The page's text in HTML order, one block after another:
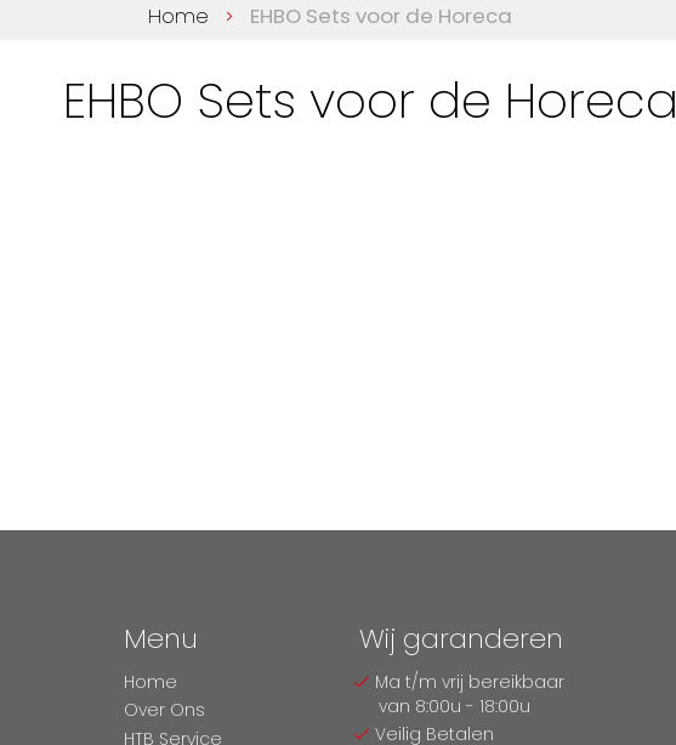
Home EHBO Sets voor de Horeca
EHBO Sets voor de Horeca
Menu
Home
Over Ons
HTB Service
Wij garanderen
Ma t/m vrij bereikbaar
van 8:00u - 18:00u
Veilig Betalen